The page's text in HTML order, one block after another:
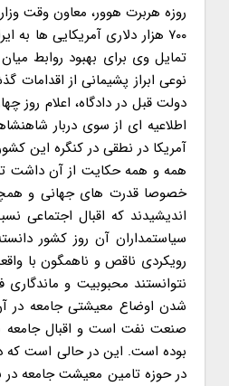
روزه هربرت هوور، معاون وقت
۷۰۰ هزار دلاری آمریکایی ها
تمایل وی برای بهبود روابط
نوعی ابراز پشیمانی از
دولت قبل در دادگاه، اعلام روز
اطلاعیه ای از سوی دربار
آمریکا در نطقی در کنگره این
همه و همه حکایت از آن داشت تا
خصوصا قدرت های جهانی و
اندیشیدند که اقبال اجتماعی
سیاستمداران آن روز کشور
رویکردی ناقص و ناهمگون با
نتوانستند محبوبیت و
شدن اوضاع معیشتی جامعه در
صنعت نفت است و اقبال جامعه
بوده است. این در حالی است که
در حوزه تامین معیشت جامعه در